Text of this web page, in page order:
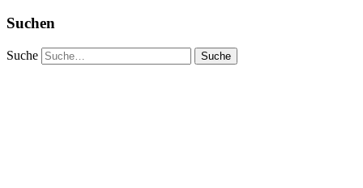
Suchen
Suche